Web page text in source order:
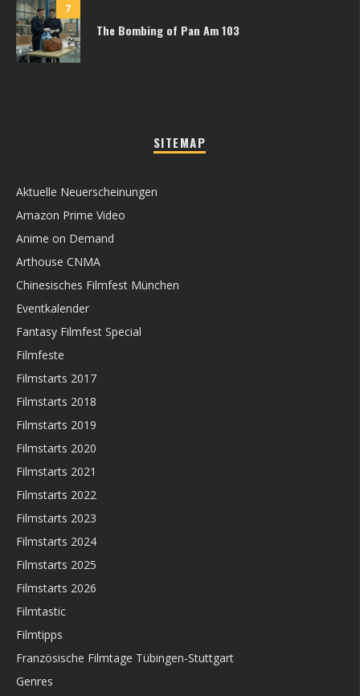
7
The Bombing of Pan Am 103
SITEMAP
Aktuelle Neuerscheinungen
Amazon Prime Video
Anime on Demand
Arthouse CNMA
Chinesisches Filmfest München
Eventkalender
Fantasy Filmfest Special
Filmfeste
Filmstarts 2017
Filmstarts 2018
Filmstarts 2019
Filmstarts 2020
Filmstarts 2021
Filmstarts 2022
Filmstarts 2023
Filmstarts 2024
Filmstarts 2025
Filmstarts 2026
Filmtastic
Filmtipps
Französische Filmtage Tübingen-Stuttgart
Genres